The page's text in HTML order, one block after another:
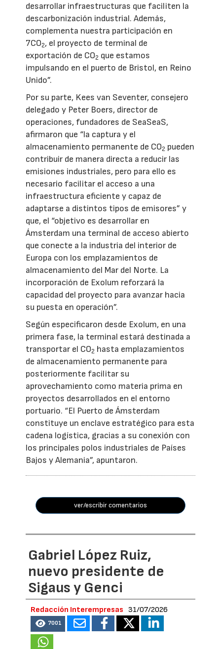
desarrollar infraestructuras que faciliten la
descarbonización industrial. Además,
complementa nuestra participación en
7CO2, el proyecto de terminal de
exportación de CO2 que estamos
impulsando en el puerto de Bristol, en Reino
Unido”.
Por su parte, Kees van Seventer, consejero
delegado y Peter Boers, director de
operaciones, fundadores de SeaSeaS,
afirmaron que “la captura y el
almacenamiento permanente de CO2 pueden
contribuir de manera directa a reducir las
emisiones industriales, pero para ello es
necesario facilitar el acceso a una
infraestructura eficiente y capaz de
adaptarse a distintos tipos de emisores” y
que, el “objetivo es desarrollar en
Ámsterdam una terminal de acceso abierto
que conecte a la industria del interior de
Europa con los emplazamientos de
almacenamiento del Mar del Norte. La
incorporación de Exolum reforzará la
capacidad del proyecto para avanzar hacia
su puesta en operación”.
Según especificaron desde Exolum, en una
primera fase, la terminal estará destinada a
transportar el CO2 hasta emplazamientos
de almacenamiento permanente para
posteriormente facilitar su
aprovechamiento como materia prima en
proyectos desarrollados en el entorno
portuario. “El Puerto de Ámsterdam
constituye un enclave estratégico para esta
cadena logística, gracias a su conexión con
los principales polos industriales de Países
Bajos y Alemania”, apuntaron.
ver/escribir comentarios
Gabriel López Ruiz,
nuevo presidente de
Sigaus y Genci
Redacción Interempresas 31/07/2026
7001